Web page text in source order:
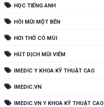
HỌC TIẾNG ANH
HÔI MŨI MỘT BÊN
HƠI THỞ CÓ MÙI
HÚT DỊCH MŨI VIÊM
IMEDIC Y KHOA KỸ THUẬT CAO
IMEDIC.VN
IMEDIC.VN Y KHOA KỸ THUẬT CAO